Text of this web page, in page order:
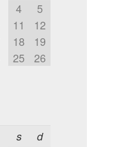
4
5
11
12
18
19
25
26
s d